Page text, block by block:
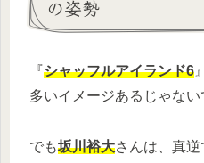
の姿勢
『シャッフルアイランド6
多いイメージあるじゃない
でも坂川裕大さんは、真逆